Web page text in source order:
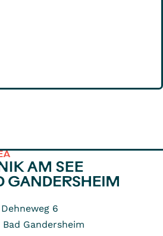
Dehneweg 6
Bad Gandersheim